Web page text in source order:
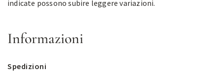
indicate possono subire leggere variazioni.
Informazioni
Spedizioni